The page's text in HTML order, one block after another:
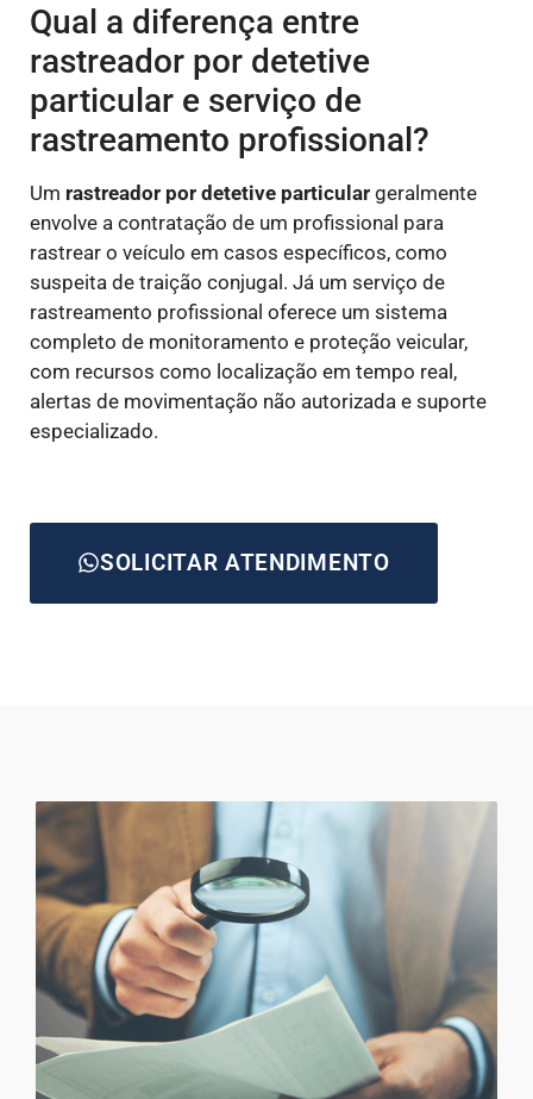
Qual a diferença entre
rastreador por detetive
particular e serviço de
rastreamento profissional?
Um rastreador por detetive particular geralmente
envolve a contratação de um profissional para
rastrear o veículo em casos específicos, como
suspeita de traição conjugal. Já um serviço de
rastreamento profissional oferece um sistema
completo de monitoramento e proteção veicular,
com recursos como localização em tempo real,
alertas de movimentação não autorizada e suporte
especializado.
SOLICITAR ATENDIMENTO